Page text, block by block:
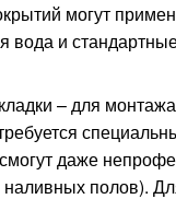
могут
вода и
– для
даже
полов).